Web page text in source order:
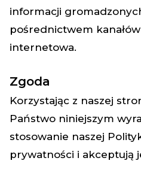
informacji
pośrednictwem
internetowa.
Zgoda
Korzystając z naszej
Państwo niniejszym
stosowanie naszej
prywatności i akceptują